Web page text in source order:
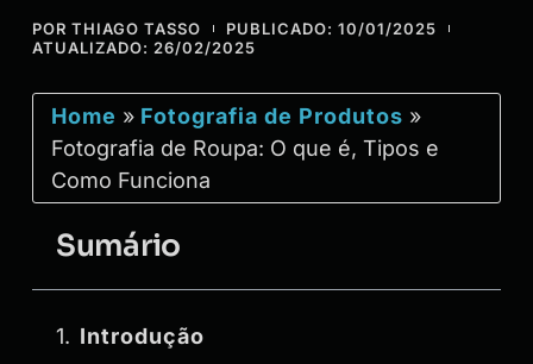
POR THIAGO TASSO PUBLICADO: 10/01/2025
ATUALIZADO: 26/02/2025
Home » Fotografia de Produtos »
Fotografia de Roupa: O que é, Tipos e
Como Funciona
Sumário
Introdução